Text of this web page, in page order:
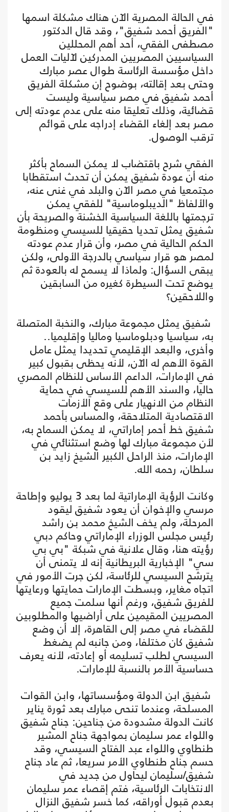
في الحالة المصرية الآن هناك مشكلة اسمها
"الفريق أحمد شفيق"، وقد قال الدكتور
مصطفى الفقي، أحد أهم المحللين
السياسيين المصريين المدركين لآليات العمل
داخل مؤسسة الرئاسة طوال عصر مبارك
وحتى بعد إقالته، بوضوح إن مشكلة الفريق
أحمد شفيق في مصر سياسية وليست
قضائية، وذلك تعليقا منه على عدم عودته إلى
مصر بعد إلغاء القضاء إدراجه على قوائم
ترقب الوصول.
الفقي شرح باقتضاب لا يمكن السماح بأكثر
منه أن عودة شفيق يمكن أن تحدث استقطابا
مجتمعيا في مصر الآن والبلد في غنى عنه،
والألفاظ "الديبلوماسية" للفقي يمكن
ترجمتها باللغة السياسية الخشنة والصريحة بأن
شفيق يمثل تحديا حقيقيا للسيسي ومنظومة
الحكم الحالية في مصر، وأن قرار عدم عودته
لمصر هو قرار سياسي بالدرجة الأولى، ولكن
يبقى السؤال: ولماذا لا يسمح له بالعودة ثم
يوضع تحت السيطرة كغيره من السابقين
واللاحقين؟
شفيق يمثل مجموعة مبارك، والنخبة المتصلة
به، سياسيا ودبلوماسيا وماليا وإقليميا..
وأخرى، والبعد الإقليمي تحديدا يمثل عامل
القوة الأهم له الآن، لأنه يحظى بقبول كبير
في الإمارات، الداعم الأساس للنظام المصري
حاليا، والسند الأهم للسيسي في حماية
النظام من الانهيار على وقع الأزمات
الاقتصادية المتلاحقة، والمساس بأحمد
شفيق خط أحمر إماراتي، لا يمكن السماح به،
لأن مجموعة مبارك لها وضع استثنائي في
الإمارات، منذ الراحل الكبير الشيخ زايد بن
سلطان، رحمه الله.
وكانت الرؤية الإماراتية لما بعد 3 يوليو وإطاحة
مرسي والإخوان أن يعود شفيق ليقود
المرحلة، ولم يخف الشيخ محمد بن راشد
رئيس مجلس الوزراء الإماراتي وحاكم دبي
رؤيته هنا، وقال علانية في شبكة "بي بي
سي" الإخبارية البريطانية إنه لا يتمنى أن
يترشح السيسي للرئاسة، لكن جرت الأمور في
اتجاه مغاير، وبسطت الإمارات حمايتها ورعايتها
للفريق شفيق، ورغم أنها سلمت جميع
المصريين المقيمين على أراضيها والمطلوبين
للقضاء في مصر إلى القاهرة، إلا أن وضع
شفيق كان مختلفا، ومن جانبه لم يضغط
السيسي لطلب تسليمه أو إعادته، لأنه يعرف
حساسية الأمر بالنسبة للإمارات.
شفيق ابن الدولة ومؤسساتها، وابن القوات
المسلحة، وعندما تنحى مبارك بعد ثورة يناير
كانت الدولة مشدودة من جناحين: جناح شفيق
واللواء عمر سليمان بمواجهة جناح المشير
طنطاوي واللواء عبد الفتاح السيسي، وقد
حسم جناح طنطاوي الأمر سريعا، ثم عاد جناح
شفيق/سليمان ليحاول من جديد في
الانتخابات الرئاسية، فتم إقصاء عمر سليمان
بعدم قبول أوراقه، كما خسر شفيق النزال